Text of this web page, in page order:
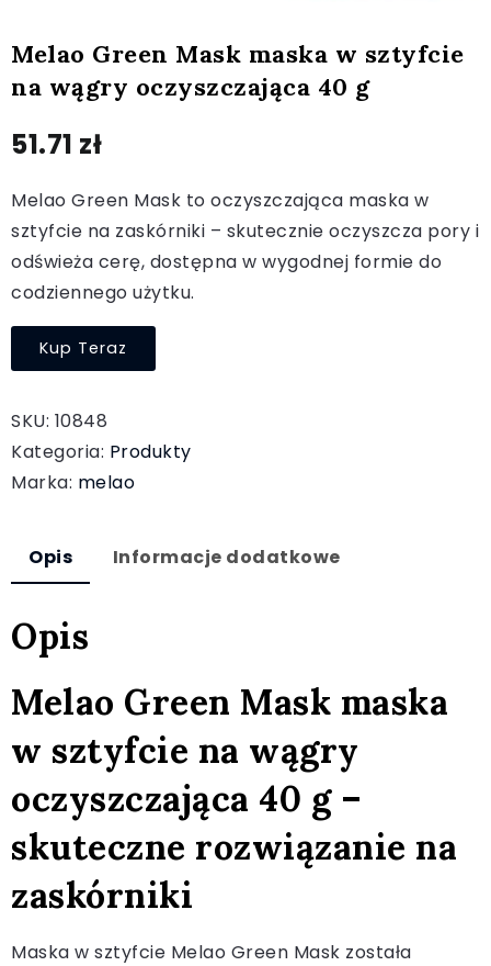
Melao Green Mask maska w sztyfcie
na wągry oczyszczająca 40 g
51.71 zł
Melao Green Mask to oczyszczająca maska w
sztyfcie na zaskórniki – skutecznie oczyszcza pory i
odświeża cerę, dostępna w wygodnej formie do
codziennego użytku.
Kup Teraz
SKU: 10848
Kategoria: Produkty
Marka: melao
Opis Informacje dodatkowe
Opis
Melao Green Mask maska
w sztyfcie na wągry
oczyszczająca 40 g –
skuteczne rozwiązanie na
zaskórniki
Maska w sztyfcie Melao Green Mask została